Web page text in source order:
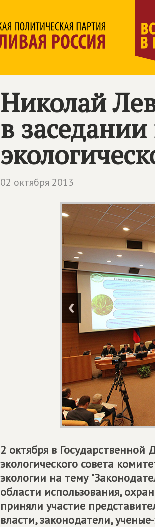
Николай
в
02 октября 2013
2 октября в Государственной
экологического совета
экологии на тему
области использования,
приняли участие
власти, законодатели,